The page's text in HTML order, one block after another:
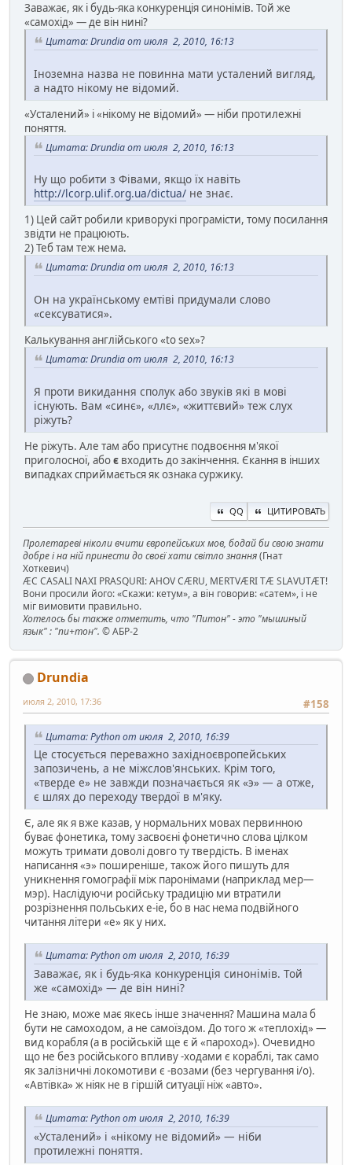
Заважає, як і будь-яка конкуренція синонімів. Той же
«самохід» — де він нині?
Цитата: Drundia от июля 2, 2010, 16:13
Іноземна назва не повинна мати усталений вигляд,
а надто нікому не відомий.
«Усталений» і «нікому не відомий» — ніби протилежні
поняття.
Цитата: Drundia от июля 2, 2010, 16:13
Ну що робити з Фівами, якщо їх навіть
http://lcorp.ulif.org.ua/dictua/ не знає.
1) Цей сайт робили криворукі програмісти, тому посилання
звідти не працюють.
2) Теб там теж нема.
Цитата: Drundia от июля 2, 2010, 16:13
Он на українському емтіві придумали слово
«сексуватися».
Калькування англійського «to sex»?
Цитата: Drundia от июля 2, 2010, 16:13
Я проти викидання сполук або звуків які в мові
існують. Вам «синє», «ллє», «життєвий» теж слух
ріжуть?
Не ріжуть. Але там або присутнє подвоєння м'якої
приголосної, абоє входить до закінчення. Єкання в інших
випадках сприймається як ознака суржику.
QQ ЦИТИРОВАТЬ
Пролетареві ніколи вчити європейських мов, бодай би свою знати
добре і на ній принести до своєї хати світло знання(Гнат
Хоткевич)
ÆC CASALI NAXI PRASQURI: AHOV CÆRU, MERTVÆRI TÆ SLAVUTÆT!
Вони просили його: «Скажи: кетум», а він говорив: «сатем», і не
міг вимовити правильно.
Хотелось бы также отметить, что "Питон" - это "мышиный
язык" : "пи+тон". © АБР-2
Drundia
#158
июля 2, 2010, 17:36
Цитата: Python от июля 2, 2010, 16:39
Це стосується переважно західноєвропейських
запозичень, а не міжслов'янських. Крім того,
«тверде е» не завжди позначається як «э» — а отже,
є шлях до переходу твердої в м'яку.
Є, але як я вже казав, у нормальних мовах первинною
буває фонетика, тому засвоєні фонетично слова цілком
можуть тримати доволі довго ту твердість. В іменах
написання «э» поширеніше, також його пишуть для
уникнення гомографії між паронімами (наприклад мер—
мэр). Наслідуючи російську традицію ми втратили
розрізнення польських e-ie, бо в нас нема подвійного
читання літери «е» як у них.
Цитата: Python от июля 2, 2010, 16:39
Заважає, як і будь-яка конкуренція синонімів. Той
же «самохід» — де він нині?
Не знаю, може має якесь інше значення? Машина мала б
бути не самоходом, а не самоїздом. До того ж «теплохід» —
вид корабля (а в російській ще є й «пароход»). Очевидно
що не без російського впливу -ходами є кораблі, так само
як залізничні локомотиви є -возами (без чергування і/о).
«Автівка» ж ніяк не в гіршій ситуації ніж «авто».
Цитата: Python от июля 2, 2010, 16:39
«Усталений» і «нікому не відомий» — ніби
протилежні поняття.